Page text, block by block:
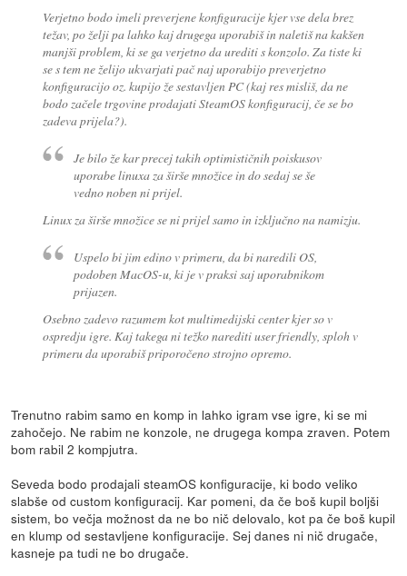
Verjetno bodo imeli preverjene konfiguracije kjer vse dela brez
težav, po želji pa lahko kaj drugega uporabiš in naletiš na kakšen
manjši problem, ki se ga verjetno da urediti s konzolo. Za tiste ki
se s tem ne želijo ukvarjati pač naj uporabijo preverjetno
konfiguracijo oz. kupijo že sestavljen PC (kaj res misliš, da ne
bodo začele trgovine prodajati SteamOS konfiguracij, če se bo
zadeva prijela?).
Je bilo že kar precej takih optimističnih poiskusov
uporabe linuxa za širše množice in do sedaj se še
vedno noben ni prijel.
Linux za širše množice se ni prijel samo in izključno na namizju.
Uspelo bi jim edino v primeru, da bi naredili OS,
podoben MacOS-u, ki je v praksi saj uporabnikom
prijazen.
Osebno zadevo razumem kot multimedijski center kjer so v
ospredju igre. Kaj takega ni težko narediti user friendly, sploh v
primeru da uporabiš priporočeno strojno opremo.
Trenutno rabim samo en komp in lahko igram vse igre, ki se mi
zahočejo. Ne rabim ne konzole, ne drugega kompa zraven. Potem
bom rabil 2 kompjutra.
Seveda bodo prodajali steamOS konfiguracije, ki bodo veliko
slabše od custom konfiguracij. Kar pomeni, da če boš kupil boljši
sistem, bo večja možnost da ne bo nič delovalo, kot pa če boš kupil
en klump od sestavljene konfiguracije. Sej danes ni nič drugače,
kasneje pa tudi ne bo drugače.